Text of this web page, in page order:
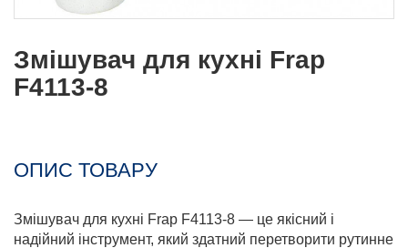
Змішувач для кухні Frap
F4113-8
ОПИС ТОВАРУ
Змішувач для кухні Frap F4113-8 — це якісний і
надійний інструмент, який здатний перетворити рутинне